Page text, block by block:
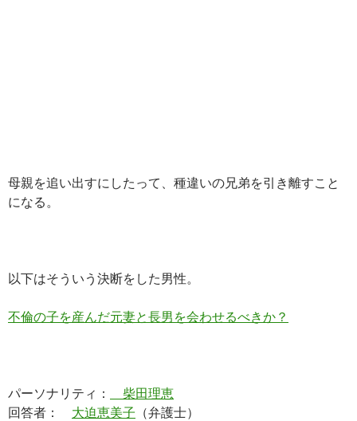
母親を追い出すにしたって、種違いの兄弟を引き離すこと
になる。
以下はそういう決断をした男性。
不倫の子を産んだ元妻と長男を会わせるべきか？
パーソナリティ：
柴田理恵
回答者： 大迫恵美子 （弁護士）